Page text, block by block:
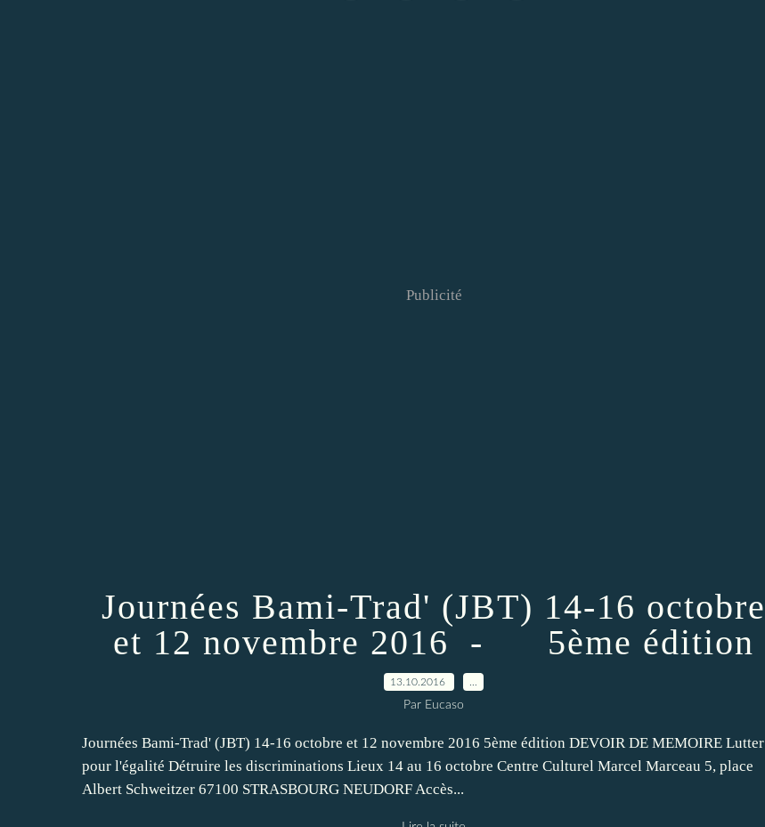
Publicité
Journées Bami-Trad' (JBT) 14-16 octobre
et 12 novembre 2016 - 5ème édition
13.10.2016
Par Eucaso
Journées Bami-Trad' (JBT) 14-16 octobre et 12 novembre 2016 5ème édition DEVOIR DE MEMOIRE Lutter
pour l'égalité Détruire les discriminations Lieux 14 au 16 octobre Centre Culturel Marcel Marceau 5, place
Albert Schweitzer 67100 STRASBOURG NEUDORF Accès...